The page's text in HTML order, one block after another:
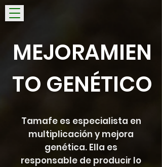
MEJORAMIEN
TO GENÉTICO
Tamafe es especialista en
multiplicación y mejora
genética. Ella es
responsable de producir lo